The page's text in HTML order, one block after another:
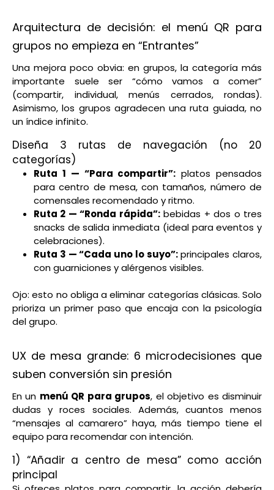
Arquitectura de decisión: el menú QR para
grupos no empieza en “Entrantes”
Una mejora poco obvia: en grupos, la categoría más
importante suele ser “cómo vamos a comer”
(compartir, individual, menús cerrados, rondas).
Asimismo, los grupos agradecen una ruta guiada, no
un índice infinito.
Diseña 3 rutas de navegación (no 20
categorías)
Ruta 1 — “Para compartir”: platos pensados
para centro de mesa, con tamaños, número de
comensales recomendado y ritmo.
Ruta 2 — “Ronda rápida”:bebidas + dos o tres
snacks de salida inmediata (ideal para eventos y
celebraciones).
Ruta 3 — “Cada uno lo suyo”:principales claros,
con guarniciones y alérgenos visibles.
Ojo: esto no obliga a eliminar categorías clásicas. Solo
prioriza un primer paso que encaja con la psicología
del grupo.
UX de mesa grande: 6 microdecisiones que
suben conversión sin presión
En un menú QR para grupos, el objetivo es disminuir
dudas y roces sociales. Además, cuantos menos
“mensajes al camarero” haya, más tiempo tiene el
equipo para recomendar con intención.
1) “Añadir a centro de mesa” como acción
principal